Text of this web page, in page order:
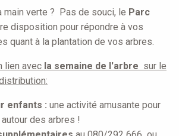
main verte ? Pas de souci, le Parc
disposition pour répondre à vos
quant à la plantation de vos arbres.
lien avec la semaine de l'arbre sur le
enfants : une activité amusante pour
des arbres !